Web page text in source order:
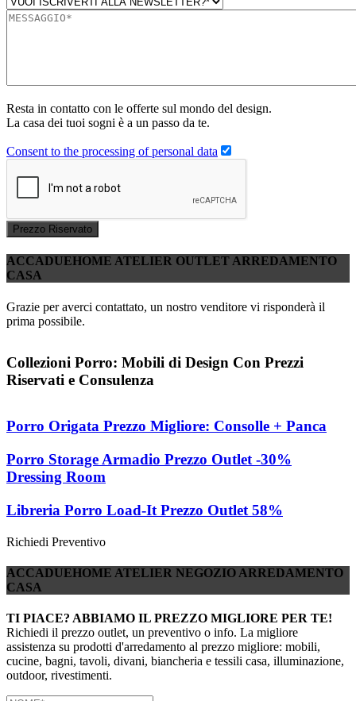
Resta in contatto con le offerte sul mondo del design.
La casa dei tuoi sogni è a un passo da te.
Consent to the processing of personal data
Prezzo Riservato
ACCADUEHOME ATELIER OUTLET ARREDAMENTO
CASA
Grazie per averci contattato, un nostro venditore vi risponderà il
prima possibile.
Collezioni Porro: Mobili di Design Con Prezzi
Riservati e Consulenza
Porro Origata Prezzo Migliore: Consolle + Panca
Porro Storage Armadio Prezzo Outlet -30%
Dressing Room
Libreria Porro Load-It Prezzo Outlet 58%
Richiedi Preventivo
ACCADUEHOME ATELIER NEGOZIO ARREDAMENTO
CASA
TI PIACE? ABBIAMO IL PREZZO MIGLIORE PER TE!
Richiedi il prezzo outlet, un preventivo o info. La migliore
assistenza su prodotti d'arredamento al prezzo migliore: mobili,
cucine, bagni, tavoli, divani, biancheria e tessili casa, illuminazione,
outdoor, rivestimenti.